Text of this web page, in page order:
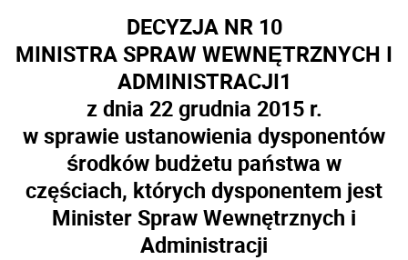
DECYZJA NR 10
MINISTRA SPRAW WEWNĘTRZNYCH I
ADMINISTRACJI1
z dnia 22 grudnia 2015 r.
w sprawie ustanowienia dysponentów
środków budżetu państwa w
częściach, których dysponentem jest
Minister Spraw Wewnętrznych i
Administracji